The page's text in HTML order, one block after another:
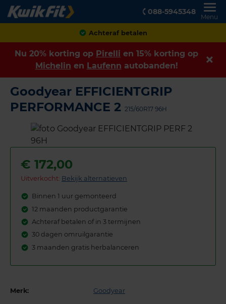
088-5945348
Menu
Achteraf betalen
Nu 20% korting op Pirelli en 15% korting op
Michelin en Laufenn autobanden!
Goodyear EFFICIENTGRIP
PERFORMANCE 2 215/60R17 96H
€ 172,00
Uitverkocht: Bekijk alternatieven
Binnen 1 uur gemonteerd
12 maanden productgarantie
Achteraf betalen of in 3 termijnen
30 dagen omruilgarantie
3 maanden gratis herbalanceren
Merk: Goodyear